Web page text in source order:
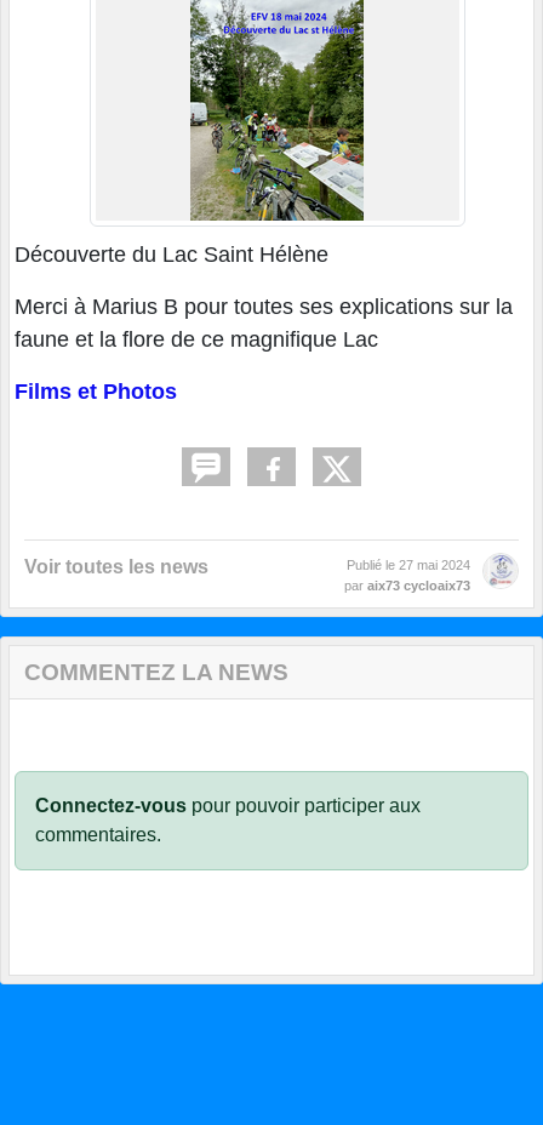
Découverte du Lac Saint Hélène
Merci à Marius B pour toutes ses explications sur la
faune et la flore de ce magnifique Lac
Films et Photos
Voir toutes les news Publié le 27 mai 2024
par aix73 cycloaix73
COMMENTEZ LA NEWS
Connectez-vous pour pouvoir participer aux
commentaires.